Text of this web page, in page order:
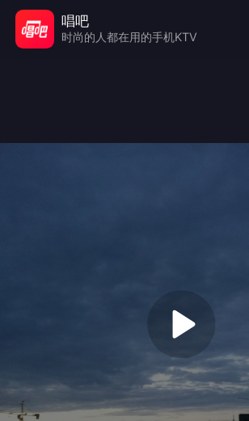
唱吧
时尚的人都在用的手机KTV